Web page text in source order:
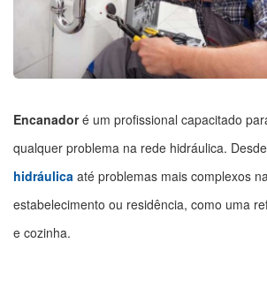
Encanadoré um profissional capacitado
qualquer problema na rede hidráulica. Desde
hidráulica até problemas mais complexos
estabelecimento ou residência, como uma
e cozinha.